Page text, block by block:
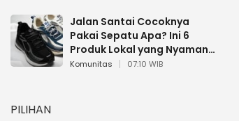
Jalan Santai Cocoknya
Pakai Sepatu Apa? Ini 6
Produk Lokal yang Nyaman
Buat 17 Agustusan
Komunitas 07:10 WIB
PILIHAN